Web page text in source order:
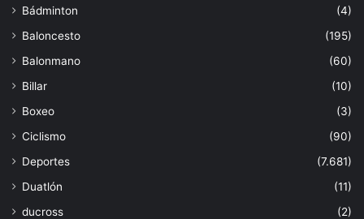
Bádminton
(4)
Baloncesto
(195)
Balonmano
(60)
Billar
(10)
Boxeo
(3)
Ciclismo
(90)
Deportes
(7.681)
Duatlón
(11)
ducross
(2)